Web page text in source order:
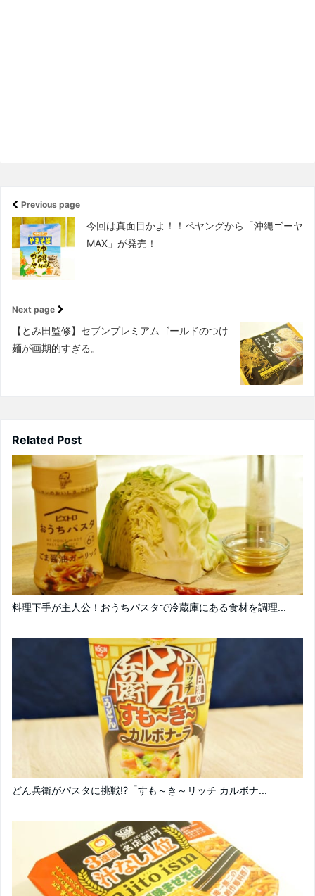
Previous page
今回は真面目かよ！！ペヤングから「沖縄ゴーヤ
MAX」が発売！
Next page
【とみ田監修】セブンプレミアムゴールドのつけ
麺が画期的すぎる。
Related Post
料理下手が主人公！おうちパスタで冷蔵庫にある食材を調理...
どん兵衛がパスタに挑戦!?「すも～き～リッチ カルボナ...